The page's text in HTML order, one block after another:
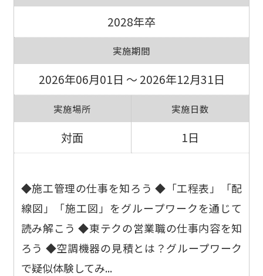
2028年卒
実施期間
2026年06月01日 ～ 2026年12月31日
実施場所
対面
実施日数
1日
◆施工管理の仕事を知ろう ◆「工程表」「配
線図」「施工図」をグループワークを通じて
読み解こう ◆東テクの営業職の仕事内容を知
ろう ◆空調機器の見積とは？グループワーク
で疑似体験してみ...